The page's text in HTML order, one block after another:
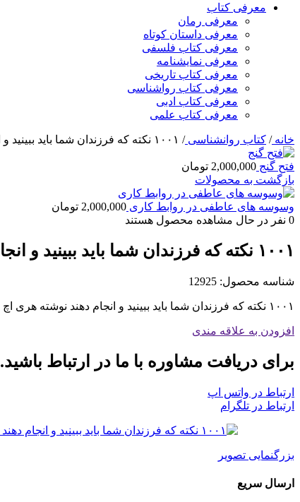
معرفی کتاب
معرفی رمان
معرفی داستان کوتاه
معرفی کتاب فلسفی
معرفی نمایشنامه
معرفی کتاب تاریخی
معرفی کتاب رواشناسی
معرفی کتاب ادبی
معرفی کتاب علمی
خانه/ کتاب روانشناسی/ ۱۰۰۱ نکته که فرزندان شما باید ببینید و انجام دهند
فتح گنج 2,000,000 تومان
بازگشت به محصولات
وسوسه های عاطفی در روابط کاری 2,000,000 تومان
0 نفر در حال مشاهده محصول هستند
۱۰۰۱ نکته که فرزندان شما باید ببینید و انجام دهند
شناسه محصول: 12925
۱۰۰۱ نکته که فرزندان شما باید ببینید و انجام دهند نوشته هری اچ هریسون
افزودن به علاقه مندی
برای دریافت مشاوره با ما در ارتباط باشید.
ارتباط در واتس اپ
ارتباط در تلگرام
بزرگنمایی تصویر
ارسال سریع